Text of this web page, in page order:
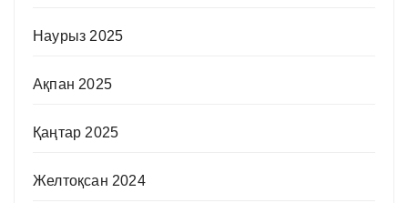
Наурыз 2025
Ақпан 2025
Қаңтар 2025
Желтоқсан 2024